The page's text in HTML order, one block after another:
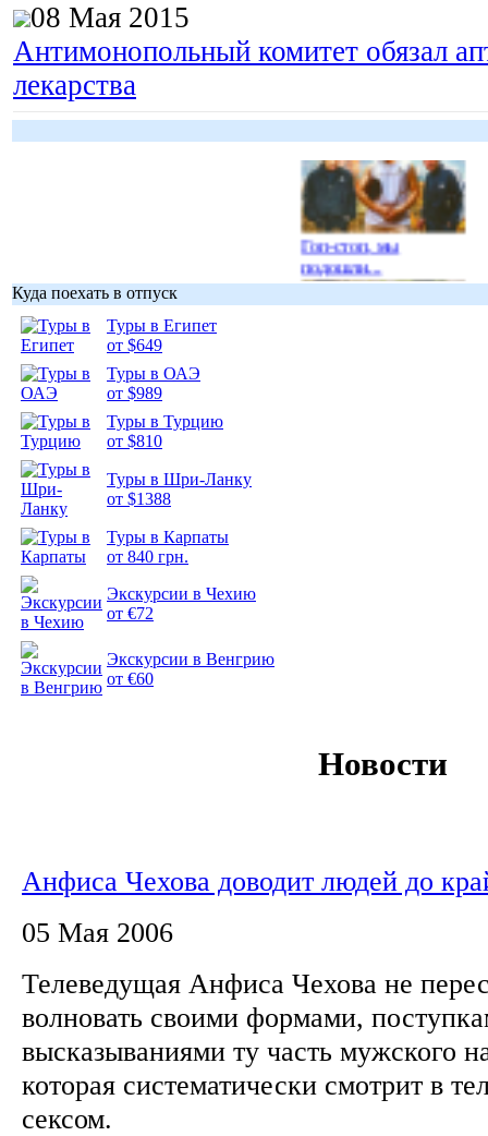
08 Мая 2015
Антимонопольный комитет обязал
лекарства
Гоп-стоп, мы
подошли...
Куда поехать в отпуск
Туры в Египет
от $649
Туры в ОАЭ
от $989
Туры в Турцию
от $810
Туры в Шри-Ланку
от $1388
Туры в Карпаты
от 840 грн.
Экскурсии в Чехию
от €72
Экскурсии в Венгрию
от €60
Новости
Анфиса Чехова доводит людей до
05 Мая 2006
Телеведущая Анфиса Чехова не
волновать своими формами,
высказываниями ту часть мужского
которая систематически смотрит в
сексом.